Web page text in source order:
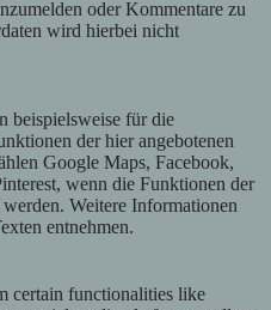
oder Kommentare zu
wird hierbei nicht
beispielsweise für die
der hier angebotenen
Google Maps, Facebook,
wenn die Funktionen der
Weitere Informationen
entnehmen.
certain functionalities like